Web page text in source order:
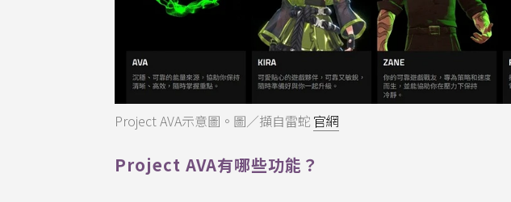
Project AVA示意圖。圖／擷自雷蛇官網
Project AVA有哪些功能？